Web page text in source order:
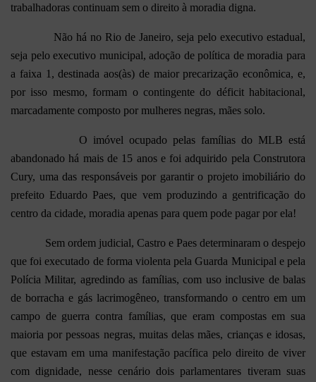
trabalhadoras continuam sem o direito à moradia digna.
Não há no Rio de Janeiro, seja pelo executivo estadual,
seja pelo executivo municipal, adoção de política de moradia para
a faixa 1, destinada aos(às) de maior precarização econômica, e,
por isso mesmo, formam o contingente do déficit habitacional,
marcadamente composto por mulheres negras, mães solo.
O imóvel ocupado pelas famílias do MLB está
abandonado há mais de 15 anos e foi adquirido pela Construtora
Cury, uma das responsáveis por garantir o projeto imobiliário do
prefeito Eduardo Paes, que vem produzindo a gentrificação do
centro da cidade, moradia apenas para quem pode pagar por ela!
Sem ordem judicial, Castro e Paes determinaram o despejo
que foi executado de forma violenta pela Guarda Municipal e pela
Polícia Militar, agredindo as famílias, com uso inclusive de balas
de borracha e gás lacrimogêneo, transformando o centro em um
campo de guerra contra famílias, que eram compostas em sua
maioria por pessoas negras, muitas delas mães, crianças e idosas,
que estavam em uma manifestação pacífica pelo direito de viver
com dignidade, nesse cenário dois parlamentares tiveram suas